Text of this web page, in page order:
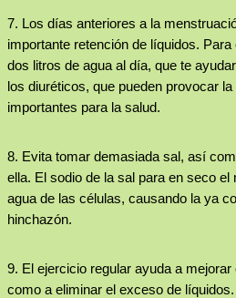
7. Los días anteriores a la
importante retención de líquidos. Para
dos litros de agua al día, que te
los diuréticos, que pueden provocar
importantes para la salud.
8. Evita tomar demasiada sal , así
ella. El sodio de la sal para en seco el
agua de las células, causando la ya
hinchazón.
9. El ejercicio regular ayuda a mejorar
como a eliminar el exceso de líquidos.